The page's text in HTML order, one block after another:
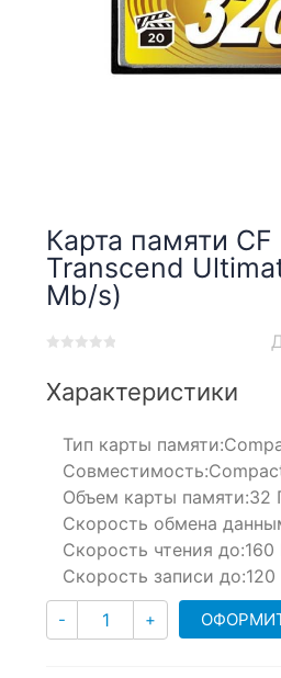
Карта памяти
Transcend
Mb/s)
out
of
customer
Характеристики
Тип карты памяти:
Совместимость:
Объем карты памяти:32
Скорость обмена
Скорость чтения до:
Скорость записи до:
- Количество
+